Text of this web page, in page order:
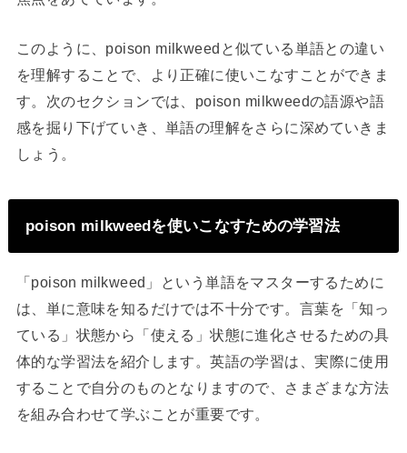
このように、poison milkweedと似ている単語との違い
を理解することで、より正確に使いこなすことができま
す。次のセクションでは、poison milkweedの語源や語
感を掘り下げていき、単語の理解をさらに深めていきま
しょう。
poison milkweedを使いこなすための学習法
「poison milkweed」という単語をマスターするために
は、単に意味を知るだけでは不十分です。言葉を「知っ
ている」状態から「使える」状態に進化させるための具
体的な学習法を紹介します。英語の学習は、実際に使用
することで自分のものとなりますので、さまざまな方法
を組み合わせて学ぶことが重要です。